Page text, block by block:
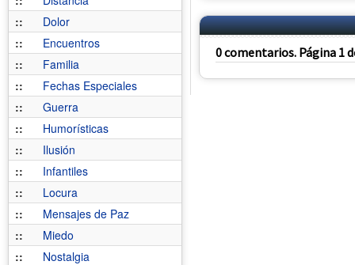
::
Dolor
::
Encuentros
::
Familia
::
Fechas Especiales
::
Guerra
::
Humorísticas
::
Ilusión
::
Infantiles
::
Locura
::
Mensajes de Paz
::
Miedo
::
Nostalgia
0 comentarios. Página 1